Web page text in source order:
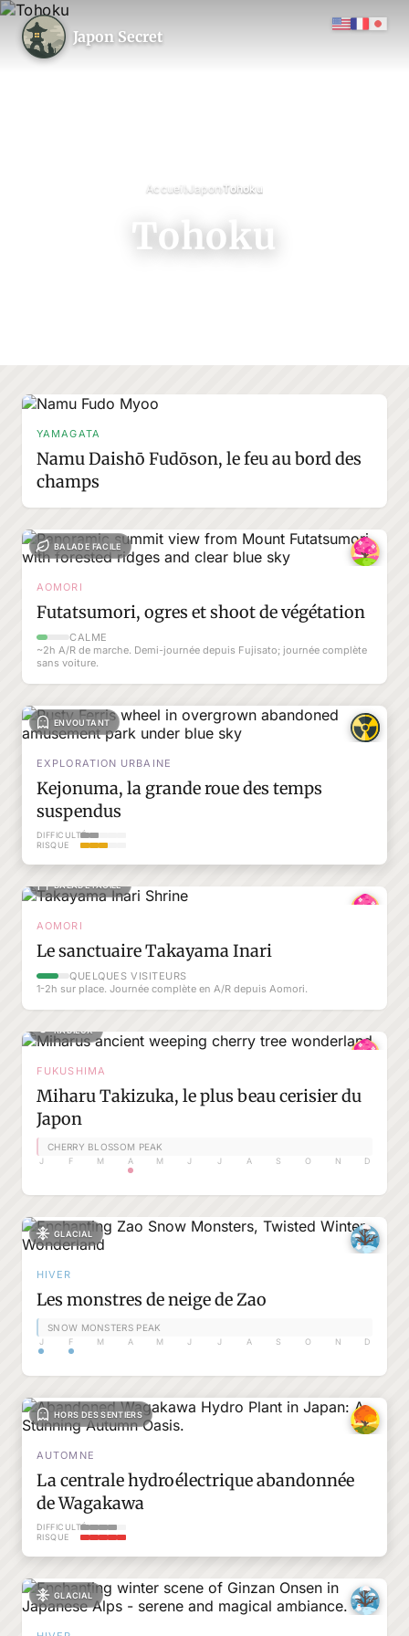
Japon Secret
Accueil›Japon›Tohoku
Tohoku
YAMAGATA
Namu Daishō Fudōson, le feu au bord des
champs
BALADE FACILE
AOMORI
Futatsumori, ogres et shoot de végétation
CALME
~2h A/R de marche. Demi-journée depuis Fujisato; journée complète
sans voiture.
ENVOUTANT
EXPLORATION URBAINE
Kejonuma, la grande roue des temps
suspendus
DIFFICULTÉ
RISQUE
BALADE FACILE
AOMORI
Le sanctuaire Takayama Inari
QUELQUES VISITEURS
1-2h sur place. Journée complète en A/R depuis Aomori.
RADIEUX
FUKUSHIMA
Miharu Takizuka, le plus beau cerisier du
Japon
CHERRY BLOSSOM PEAK
J F M A M J J A S O N D
GLACIAL
HIVER
Les monstres de neige de Zao
SNOW MONSTERS PEAK
J F M A M J J A S O N D
HORS DES SENTIERS
AUTOMNE
La centrale hydroélectrique abandonnée
de Wagakawa
DIFFICULTÉ
RISQUE
GLACIAL